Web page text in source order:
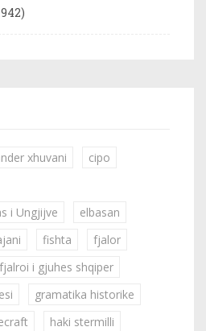
xhuvani
cipo
i Ungjijve
elbasan
fishta
fjalor
fjalroi i gjuhes shqiper
gramatika historike
haki stermilli